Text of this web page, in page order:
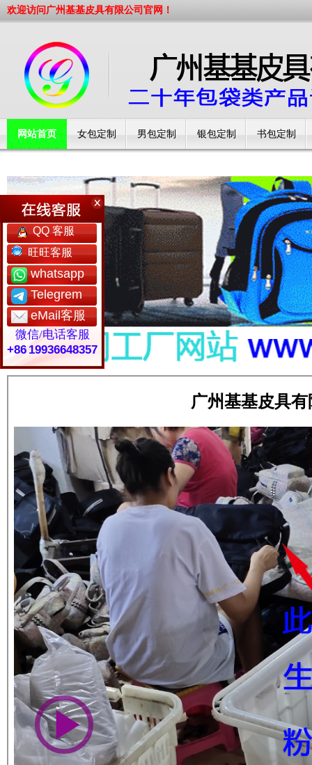
欢迎访问广州基基皮具有限公司官网！
网站首页 女包定制 男包定制 银包定制 书包定制
QQ 客服
旺旺客服
whatsapp
Telegrem
eMail客服
微信/电话客服
+86 19936648357
QQ 客服
旺旺客服
whatsapp
Telegrem
eMail客服
微信/电话客服
+86 19936648357